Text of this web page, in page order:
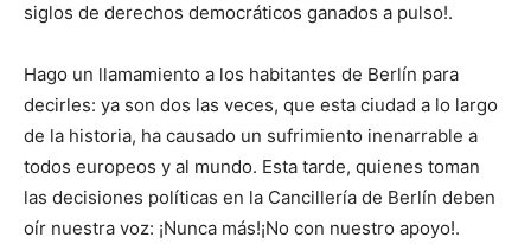
siglos de derechos democráticos ganados a pulso!.
Hago un llamamiento a los habitantes de Berlín para
decirles: ya son dos las veces, que esta ciudad a lo largo
de la historia, ha causado un sufrimiento inenarrable a
todos europeos y al mundo. Esta tarde, quienes toman
las decisiones políticas en la Cancillería de Berlín deben
oír nuestra voz: ¡Nunca más!¡No con nuestro apoyo!.